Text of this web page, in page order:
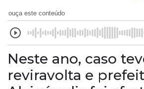
ouça este conteúdo
Neste ano, caso
reviravolta e